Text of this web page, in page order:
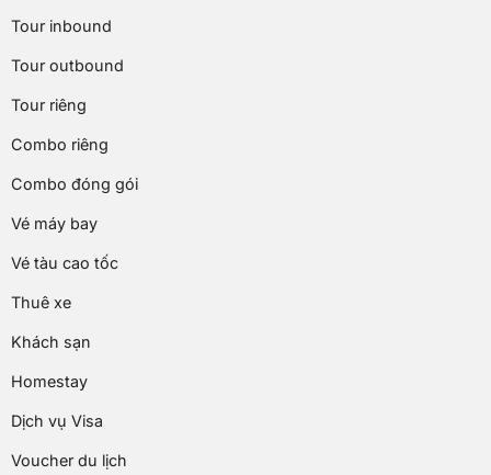
Tour inbound
Tour outbound
Tour riêng
Combo riêng
Combo đóng gói
Vé máy bay
Vé tàu cao tốc
Thuê xe
Khách sạn
Homestay
Dịch vụ Visa
Voucher du lịch